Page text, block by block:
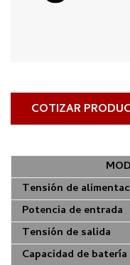
COTIZAR
Tensión de
Potencia de entrada
Tensión de salida
Capacidad de batería